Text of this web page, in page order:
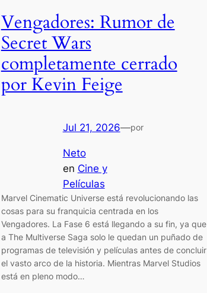
Vengadores: Rumor de
Secret Wars
completamente cerrado
por Kevin Feige
Jul 21, 2026—por
Neto
en Cine y
Películas
Marvel Cinematic Universe está revolucionando las
cosas para su franquicia centrada en los
Vengadores. La Fase 6 está llegando a su fin, ya que
a The Multiverse Saga solo le quedan un puñado de
programas de televisión y películas antes de concluir
el vasto arco de la historia. Mientras Marvel Studios
está en pleno modo…